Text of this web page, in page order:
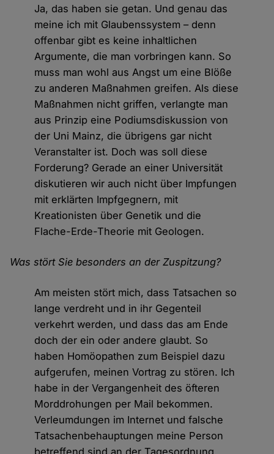
Ja, das haben sie getan. Und genau das
meine ich mit Glaubenssystem – denn
offenbar gibt es keine inhaltlichen
Argumente, die man vorbringen kann. So
muss man wohl aus Angst um eine Blöße
zu anderen Maßnahmen greifen. Als diese
Maßnahmen nicht griffen, verlangte man
aus Prinzip eine Podiumsdiskussion von
der Uni Mainz, die übrigens gar nicht
Veranstalter ist. Doch was soll diese
Forderung? Gerade an einer Universität
diskutieren wir auch nicht über Impfungen
mit erklärten Impfgegnern, mit
Kreationisten über Genetik und die
Flache-Erde-Theorie mit Geologen.
Was stört Sie besonders an der Zuspitzung?
Am meisten stört mich, dass Tatsachen so
lange verdreht und in ihr Gegenteil
verkehrt werden, und dass das am Ende
doch der ein oder andere glaubt. So
haben Homöopathen zum Beispiel dazu
aufgerufen, meinen Vortrag zu stören. Ich
habe in der Vergangenheit des öfteren
Morddrohungen per Mail bekommen.
Verleumdungen im Internet und falsche
Tatsachenbehauptungen meine Person